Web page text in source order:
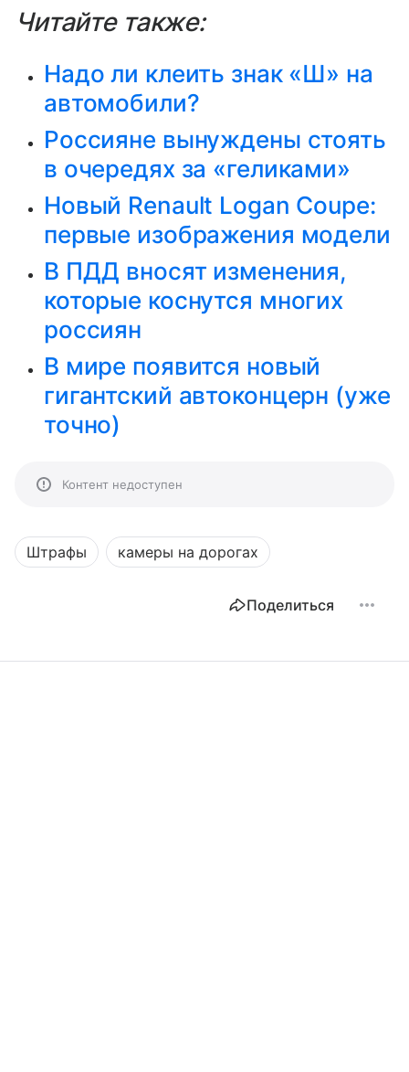
Читайте также:
Надо ли клеить знак «Ш» на
автомобили?
Россияне вынуждены стоять
в очередях за «геликами»
Новый Renault Logan Coupe:
первые изображения модели
В ПДД вносят изменения,
которые коснутся многих
россиян
В мире появится новый
гигантский автоконцерн (уже
точно)
Контент недоступен
Штрафы камеры на дорогах
Поделиться